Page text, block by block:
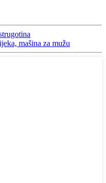
mašina za mužu